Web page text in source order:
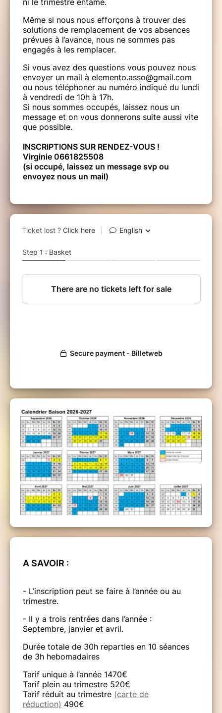
Même si nous nous efforçons à trouver des
solutions de remplacement de vos absences
prévues à l’avance, nous ne sommes pas
engagés à les remplacer.
Si vous avez des questions vous pouvez nous
envoyer un mail à elemento.asso@gmail.com
ou nous téléphoner au numéro indiqué du lundi
à vendredi de 10h à 17h.
Si nous sommes occupés, laissez nous un
message et on vous donnerons suite aussi vite
que possible.
INSCRIPTIONS SUR RENDEZ-VOUS !
Virginie 0661825508
(si occupé, laissez un message svp ou
envoyez nous un mail)
A SAVOIR :
- L’inscription peut se faire à l’année ou au
trimestre.
- Il y a trois rentrées dans l’année :
Septembre, janvier et avril.
Durée totale de 30h reparties en 10 séances
de 3h hebomadaires
Tarif unique à l’année 1470€
Tarif plein au trimestre 520€
Tarif réduit au trimestre (carte de
réduction) 490€